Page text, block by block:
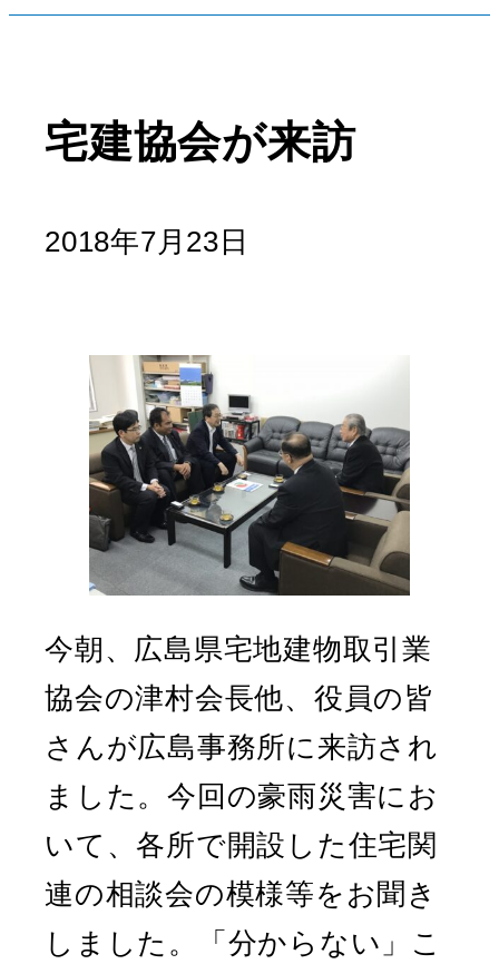
宅建協会が来訪
2018年7月23日
今朝、広島県宅地建物取引業
協会の津村会長他、役員の皆
さんが広島事務所に来訪され
ました。今回の豪雨災害にお
いて、各所で開設した住宅関
連の相談会の模様等をお聞き
しました。「分からない」こ